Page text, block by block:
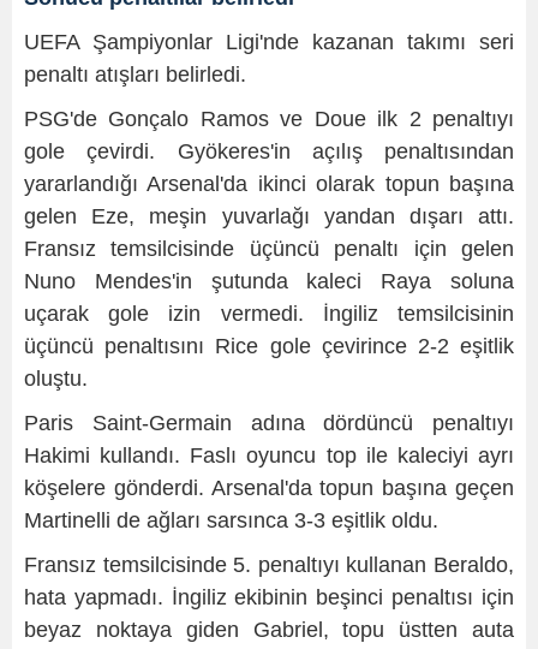
UEFA Şampiyonlar Ligi'nde kazanan takımı seri
penaltı atışları belirledi.
PSG'de Gonçalo Ramos ve Doue ilk 2 penaltıyı
gole çevirdi. Gyökeres'in açılış penaltısından
yararlandığı Arsenal'da ikinci olarak topun başına
gelen Eze, meşin yuvarlağı yandan dışarı attı.
Fransız temsilcisinde üçüncü penaltı için gelen
Nuno Mendes'in şutunda kaleci Raya soluna
uçarak gole izin vermedi. İngiliz temsilcisinin
üçüncü penaltısını Rice gole çevirince 2-2 eşitlik
oluştu.
Paris Saint-Germain adına dördüncü penaltıyı
Hakimi kullandı. Faslı oyuncu top ile kaleciyi ayrı
köşelere gönderdi. Arsenal'da topun başına geçen
Martinelli de ağları sarsınca 3-3 eşitlik oldu.
Fransız temsilcisinde 5. penaltıyı kullanan Beraldo,
hata yapmadı. İngiliz ekibinin beşinci penaltısı için
beyaz noktaya giden Gabriel, topu üstten auta